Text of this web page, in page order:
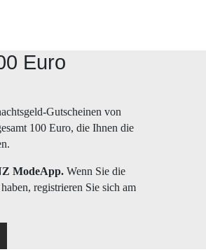
Euro
Gutscheinen von
100 Euro, die Ihnen die
ModeApp.Wenn Sie die
registrieren Sie sich am